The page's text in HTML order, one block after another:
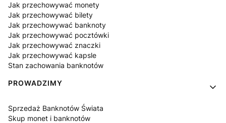
Jak przechowywać monety
Jak przechowywać bilety
Jak przechowywać banknoty
Jak przechowywać pocztówki
Jak przechowywać znaczki
Jak przechowywać kapsle
Stan zachowania banknotów
PROWADZIMY
Sprzedaż Banknotów Świata
Skup monet i banknotów